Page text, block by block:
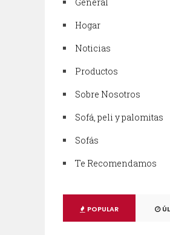
Hogar
Noticias
Productos
Sobre Nosotros
Sofá, peli y palomitas
Sofás
Te Recomendamos
POPULAR